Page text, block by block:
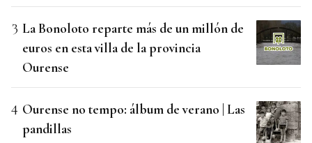
La Bonoloto reparte más de un millón de
euros en esta villa de la provincia
Ourense
Ourense no tempo: álbum de verano | Las
pandillas